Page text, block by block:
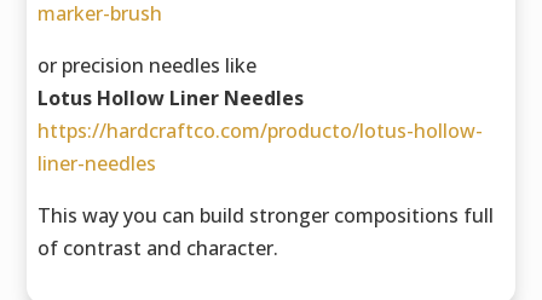
marker-brush
or precision needles like
Lotus Hollow Liner Needles
https://hardcraftco.com/producto/lotus-hollow-
liner-needles
This way you can build stronger compositions full
of contrast and character.